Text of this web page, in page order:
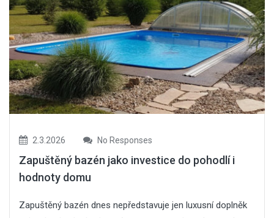
2.3.2026 No Responses
Zapuštěný bazén jako investice do pohodlí i
hodnoty domu
Zapuštěný bazén dnes nepředstavuje jen luxusní doplněk